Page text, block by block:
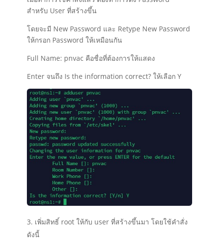
สำหรับ User ที่สร้างขึ้น
โดยจะมี New Password และ Retype New Password
ให้กรอก Password ให้เหมือนกัน
Full Name: pnvac คือชื่อที่ต้องการให้แสดง
Enter จนถึง Is the information correct? ให้เลือก Y
เพิ่มสิทธิ์ root ให้กับ user ที่สร้างขึ้นมา โดยใช้คำสั่ง
ดังนี้